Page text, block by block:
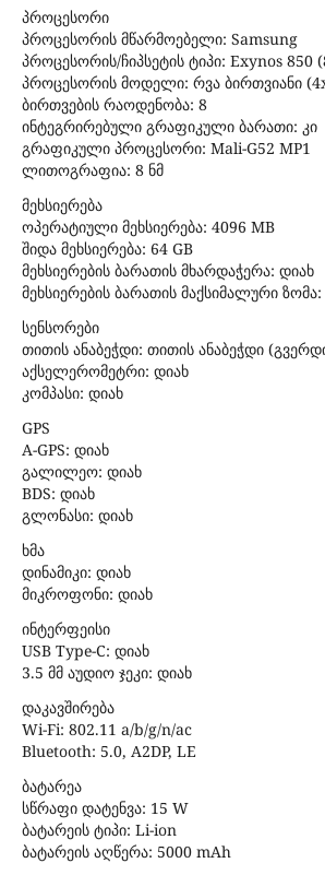
პროცესორი
პროცესორის მწარმოებელი: Samsung
პროცესორის/ჩიპსეტის ტიპი: Exynos 850
პროცესორის მოდელი: რვა ბირთვიანი
ბირთვების რაოდენობა: 8
ინტეგრირებული გრაფიკული ბარათი: კი
გრაფიკული პროცესორი: Mali-G52 MP1
ლითოგრაფია: 8 ნმ
მეხსიერება
ოპერატიული მეხსიერება: 4096 MB
შიდა მეხსიერება: 64 GB
მეხსიერების ბარათის მხარდაჭერა: დიახ
მეხსიერების ბარათის მაქსიმალური
სენსორები
თითის ანაბეჭდი: თითის ანაბეჭდი
აქსელერომეტრი: დიახ
კომპასი: დიახ
GPS
A-GPS: დიახ
გალილეო: დიახ
BDS: დიახ
გლონასი: დიახ
ხმა
დინამიკი: დიახ
მიკროფონი: დიახ
ინტერფეისი
USB Type-C: დიახ
3.5 მმ აუდიო ჯეკი: დიახ
დაკავშირება
Wi-Fi: 802.11 a/b/g/n/ac
Bluetooth: 5.0, A2DP, LE
ბატარეა
სწრაფი დატენვა: 15 W
ბატარეის ტიპი: Li-ion
ბატარეის აღწერა: 5000 mAh